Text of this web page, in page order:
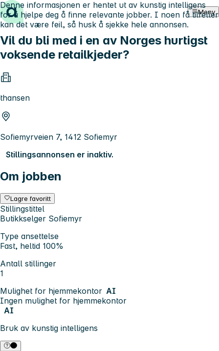
Hopp til innhold Meny
Vil du bli med i en av Norges hurtigst
voksende retailkjeder?
thansen
Sofiemyrveien 7, 1412 Sofiemyr
Stillingsannonsen er inaktiv.
Om jobben
Lagre favoritt
Stillingstittel
Butikkselger Sofiemyr
Type ansettelse
Fast, heltid 100%
Antall stillinger
1
Mulighet for hjemmekontor AI
Ingen mulighet for hjemmekontor
AI
Bruk av kunstig intelligens
Denne informasjonen er hentet ut av kunstig intelligens
for å hjelpe deg å finne relevante jobber. I noen få tilfeller
kan det være feil, så husk å sjekke hele annonsen.